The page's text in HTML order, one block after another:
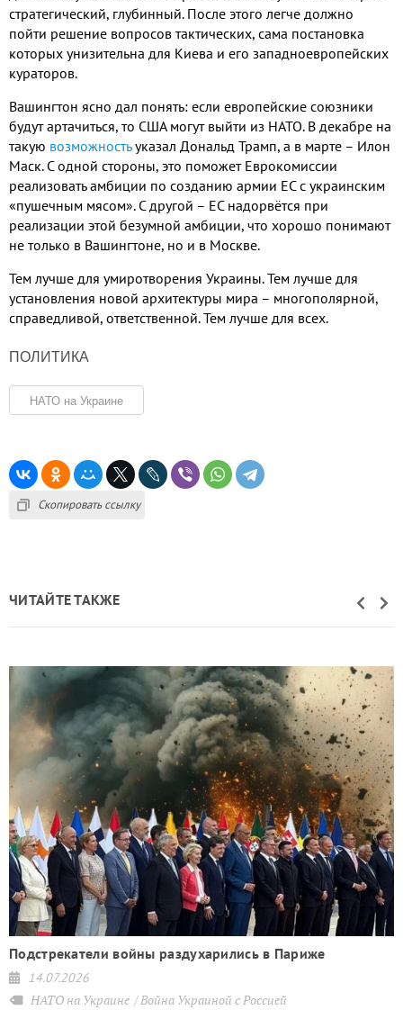
стратегический, глубинный. После этого легче должно
пойти решение вопросов тактических, сама постановка
которых унизительна для Киева и его западноевропейских
кураторов.
Вашингтон ясно дал понять: если европейские союзники
будут артачиться, то США могут выйти из НАТО. В декабре на
такую возможностьуказал Дональд Трамп, а в марте – Илон
Маск. С одной стороны, это поможет Еврокомиссии
реализовать амбиции по созданию армии ЕС с украинским
«пушечным мясом». С другой – ЕС надорвётся при
реализации этой безумной амбиции, что хорошо понимают
не только в Вашингтоне, но и в Москве.
Тем лучше для умиротворения Украины. Тем лучше для
установления новой архитектуры мира – многополярной,
справедливой, ответственной. Тем лучше для всех.
ПОЛИТИКА
НАТО на Украине
Скопировать ссылку
ЧИТАЙТЕ ТАКЖЕ
Подстрекатели войны раздухарились в Париже
14.07.2026
НАТО на Украине Война Украиной с Россией